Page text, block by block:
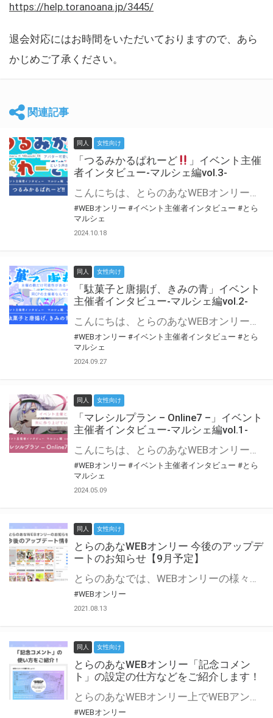
https://help.toranoana.jp/3445/
退会対応にはお時間をいただいておりますので、あら
かじめご了承ください。
関連記事
同人 女性向け
「つるみかるぱれーど
」イベント主催
者インタビュー-マルシェ編vol.3-
こんにちは、とらのあなWEBオンリー運営スタッフです。 新たにお届けする、イベント主催者インタビュー-マルシェ編-は、 とらのあなWEBオンリー「マルシェ」をご利用した主催様に 「マルシェ」を使って開催した感想や心がけをお聞きする企画です。 今回は、WEBオンリー初開催「つるみかるぱれーど
#WEBオンリー #イベント主催者インタビュー #とら
マルシェ
2024.10.18
同人 女性向け
「駄菓子と唐揚げ、きみの青」イベント
主催者インタビュー-マルシェ編vol.2-
こんにちは、とらのあなWEBオンリー運営スタッフです。 新たにお届けする、イベント主催者インタビュー-マルシェ編-は、 とらのあなWEBオンリー「マルシェ」をご利用の主催様に 「マルシェ」を使ってイベントを開催した感想や心がけをお聞きする企画です。 今回は、WEBオンリー初開催「駄菓子と唐揚げ、きみの青」より、 主催のぎこ六屋様にお話を伺いました。 協力：ぎこ六屋様／イベント公式Twitter（@krkgwks） とらのあなWEBオンリー「マルシェ」とは？ WEBオンリーでリアルタイムでコミュニケーションがとれるオンライン会場です。
#WEBオンリー #イベント主催者インタビュー #とら
マルシェ
2024.09.27
同人 女性向け
「マレシルプラン – Online7 –」イベント
主催者インタビュー-マルシェ編vol.1-
こんにちは、とらのあなWEBオンリー運営スタッフです。 新たにお届けする、イベント主催者インタビュー-マルシェ編-は、 とらのあなWEBオンリー「マルシェ」をご利用した主催様に 「マルシェ」を使って開催した感想や心がけをお聞きする企画です。 今回は、WEBオンリー開催7回目迎えた「マレシルプラン – Online7 –」より、 主催の玉川うた様にお話を伺いました。 ▼マレシルプランのインタビュー前回記事 「イベント主催者インタビュー vol.6」はこちら 協力：玉川うた様（マレシルプラン実行委員会 代表）／イベント公式Twitter（@mallesil_plan） とらのあなWEBオンリー「マルシェ」とは？ WEBオンリーでリアルタイムでコミュニケーションがとれるオンライン会場です。
#WEBオンリー #イベント主催者インタビュー #とら
マルシェ
2024.05.09
同人 女性向け
とらのあなWEBオンリー 今後のアップデ
ートのお知らせ【9月予定】
とらのあなでは、WEBオンリーの様々な支援を実施しています。 今回は2021年9月に実装を予定しているアップデート情報についてご紹介いたします。 とらのあなWEBオンリーサイトはこちら
#WEBオンリー
2021.08.13
同人 女性向け
とらのあなWEBオンリー「記念コメン
ト」の設定の仕方などをご紹介します！
とらのあなWEBオンリー上でWEBアンソロジーが作成できる「記念コメント」について、その使い方や作成手順を解説します！ 支援タイプを「サークル参加型」「サークル参加型・マルシェ(イベント会場)機能付き」でお申し込みいただいている主催者様はぜひご活用ください♪ とらのあなWEBオンリーサイトはこちら
#WEBオンリー